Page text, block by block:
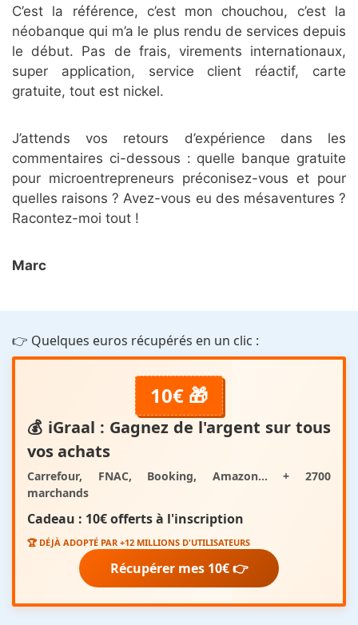
C’est la référence, c’est mon chouchou, c’est la
néobanque qui m’a le plus rendu de services depuis
le début. Pas de frais, virements internationaux,
super application, service client réactif, carte
gratuite, tout est nickel.
J’attends vos retours d’expérience dans les
commentaires ci-dessous : quelle banque gratuite
pour microentrepreneurs préconisez-vous et pour
quelles raisons ? Avez-vous eu des mésaventures ?
Racontez-moi tout !
Marc
👉 Quelques euros récupérés en un clic :
10€ 🎁
💰 iGraal : Gagnez de l'argent sur tous
vos achats
Carrefour, FNAC, Booking, Amazon... + 2700
marchands
Cadeau : 10€ offertsà l'inscription
🏆 DÉJÀ ADOPTÉ PAR +12 MILLIONS D'UTILISATEURS
Récupérer mes 10€ 👉